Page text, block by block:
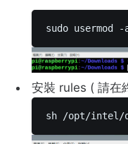
sudo usermod
安裝 rules ( 請在
sh /opt/intel/